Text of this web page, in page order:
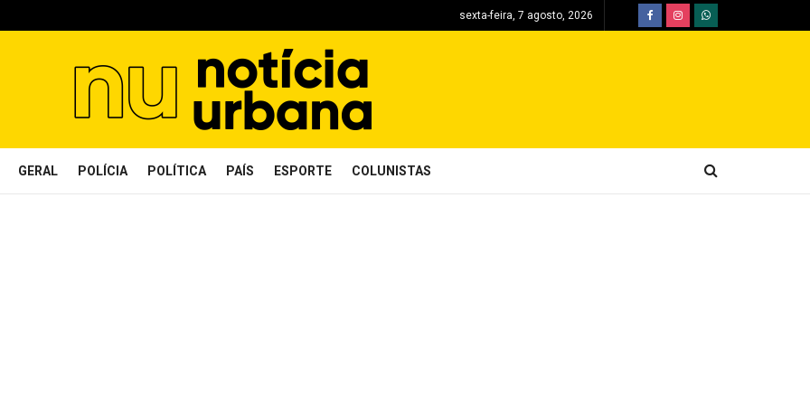
sexta-feira, 7 agosto, 2026
GERAL POLÍCIA POLÍTICA PAÍS ESPORTE COLUNISTAS